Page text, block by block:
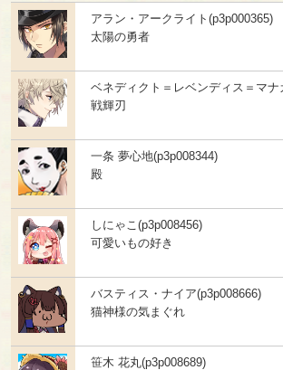
アラン・アークライト(p3p000365)
太陽の勇者
ベネディクト＝レベンディス＝マナ
戦輝刃
一条 夢心地(p3p008344)
殿
しにゃこ(p3p008456)
可愛いもの好き
バスティス・ナイア(p3p008666)
猫神様の気まぐれ
笹木 花丸(p3p008689)